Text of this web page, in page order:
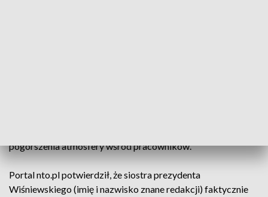
pogorszenia atmosfery wśród pracowników.
Portal nto.pl potwierdził, że siostra prezydenta
Wiśniewskiego (imię i nazwisko znane redakcji) faktycznie